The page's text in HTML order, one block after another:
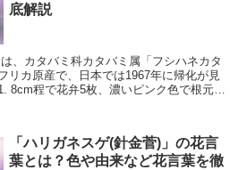
底解説
、カタバミ科カタバミ属「フシハネカタ
リカ原産で、日本では1967年に帰化が見
8cm程で花弁5枚、濃いピンク色で根元は
「ハリガネスゲ(針金菅)」の花言
葉とは？色や由来など花言葉を徹